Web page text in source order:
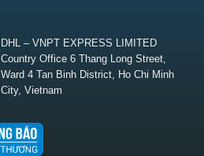
DHL – VNPT EXPRESS LIMITED
Country Office 6 Thang Long Street,
Ward 4 Tan Binh District, Ho Chi Minh
City, Vietnam